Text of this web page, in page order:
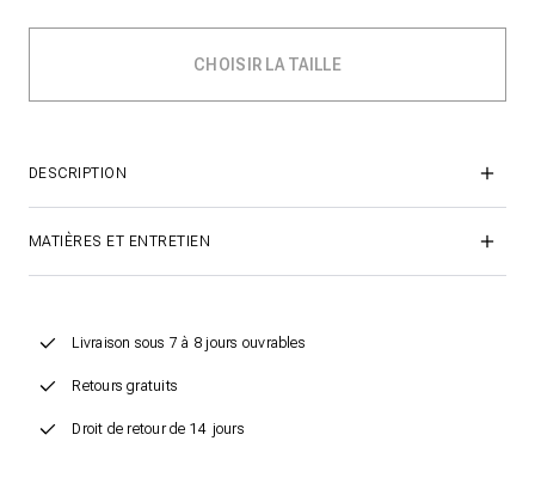
DESCRIPTION
MATIÈRES ET ENTRETIEN
Livraison sous 7 à 8 jours ouvrables
Retours gratuits
Droit de retour de 14 jours